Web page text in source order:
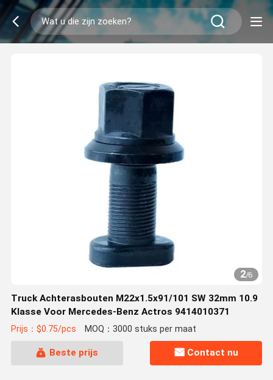
2/6
Truck Achterasbouten M22x1.5x91/101 SW 32mm 10.9
Klasse Voor Mercedes-Benz Actros 9414010371
Prijs：$0.75/pcs MOQ：3000 stuks per maat
Beste prijs Contact nu